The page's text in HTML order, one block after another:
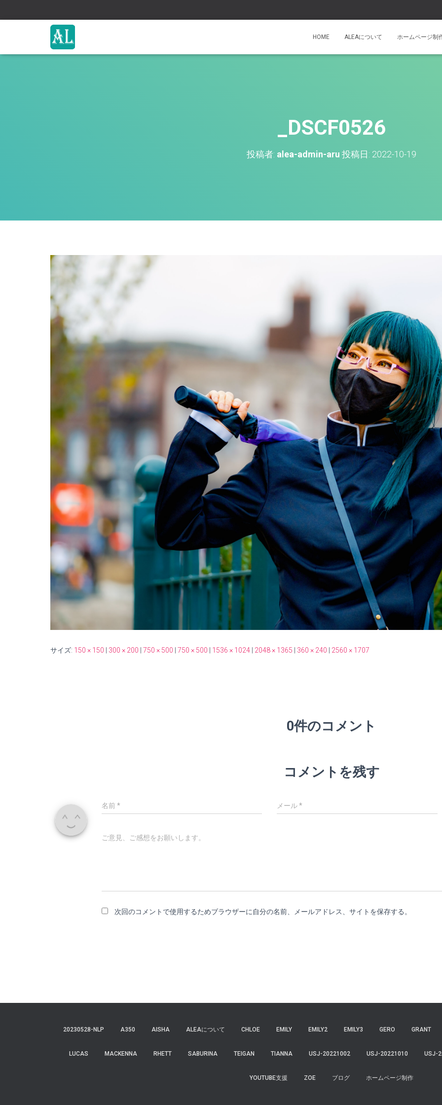
HOME ALEAについて ホームページ制
_DSCF0526
投稿者: alea-admin-aru 投稿日: 2022-10-19
サイズ: 150 × 150 300 × 200 750 × 500 750 × 500 1536 × 1024 2048 × 1365 360 × 240 2560 × 1707
0件のコメント
コメントを残す
名前* メール*
ご意見、ご感想をお願いします。
次回のコメントで使用するためブラウザーに自分の名前、メールアドレス、サイトを保存する。
20230528-NLP A350 AISHA ALEAについて CHLOE EMILY EMILY2 EMILY3 GERO GRANT
LUCAS MACKENNA RHETT SABURINA TEIGAN TIANNA USJ-20221002 USJ-20221010 USJ-
YOUTUBE支援 ZOE ブログ ホームページ制作